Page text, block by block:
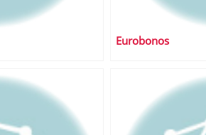
Eurobonos